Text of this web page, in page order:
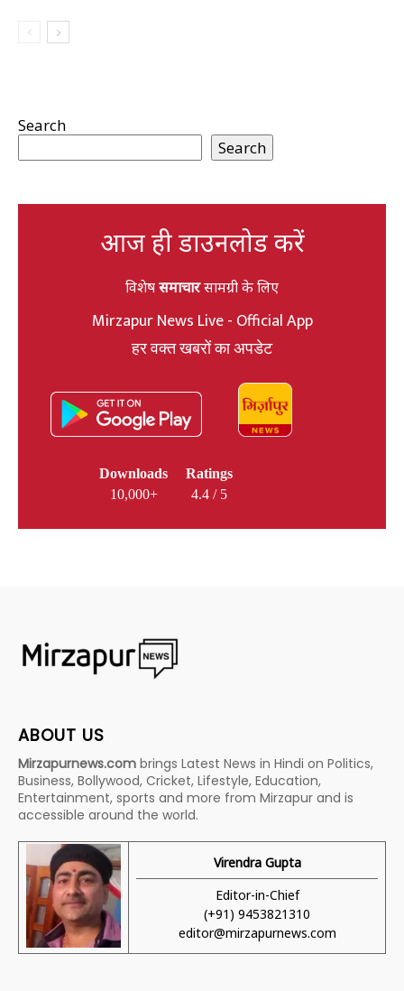
Search
Search
आज ही डाउनलोड करें
विशेषसमाचारसामग्री के लिए
Mirzapur News Live - Official App
हर वक्त खबरों का अपडेट
Downloads
10,000+
Ratings
4.4 / 5
ABOUT US
Mirzapurnews.com brings Latest News in Hindi on Politics,
Business, Bollywood, Cricket, Lifestyle, Education,
Entertainment, sports and more from Mirzapur and is
accessible around the world.
Virendra Gupta
Editor-in-Chief
(+91) 9453821310
editor@mirzapurnews.com